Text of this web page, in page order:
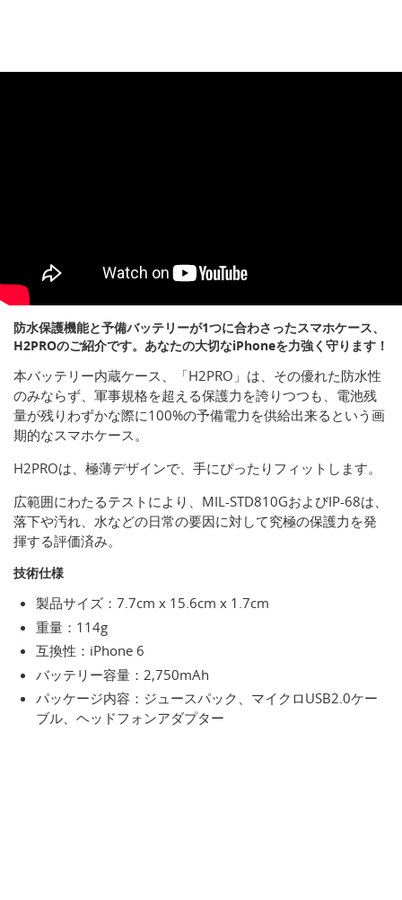
防水保護機能と予備バッテリーが1つに合わさったスマホケース、
H2PROのご紹介です。あなたの大切なiPhoneを力強く守ります！
本バッテリー内蔵ケース、「H2PRO」は、その優れた防水性
のみならず、軍事規格を超える保護力を誇りつつも、電池残
量が残りわずかな際に100%の予備電力を供給出来るという画
期的なスマホケース。
H2PROは、極薄デザインで、手にぴったりフィットします。
広範囲にわたるテストにより、MIL-STD810GおよびIP-68は、
落下や汚れ、水などの日常の要因に対して究極の保護力を発
揮する評価済み。
技術仕様
製品サイズ：7.7cm x 15.6cm x 1.7cm
重量：114g
互換性：iPhone 6
バッテリー容量：2,750mAh
パッケージ内容：ジュースパック、マイクロUSB2.0ケー
ブル、ヘッドフォンアダプター